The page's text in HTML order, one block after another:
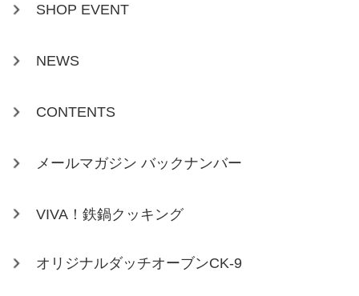
SHOP EVENT
NEWS
CONTENTS
メールマガジン バックナンバー
VIVA！鉄鍋クッキング
オリジナルダッチオーブンCK-9